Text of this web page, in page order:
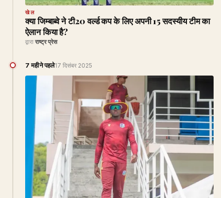
खेल
क्या जिम्बाब्वे ने टी20 वर्ल्ड कप के लिए अपनी 15 सदस्यीय टीम का
ऐलान किया है?
द्वारा राष्ट्र प्रेस
7 महीने पहले17 दिसंबर 2025